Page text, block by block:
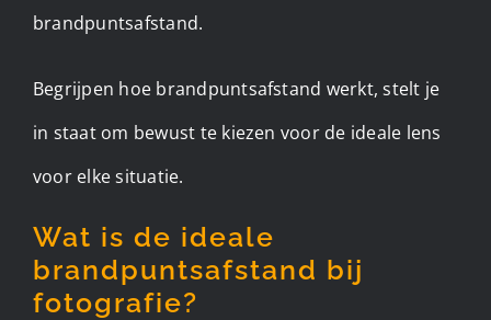
brandpuntsafstand.
Begrijpen hoe brandpuntsafstand werkt, stelt je
in staat om bewust te kiezen voor de ideale lens
voor elke situatie.
Wat is de ideale
brandpuntsafstand bij
fotografie?